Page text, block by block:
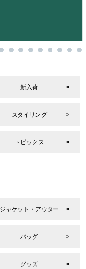
新入荷
スタイリング
トピックス
ジャケット・アウター
バッグ
グッズ